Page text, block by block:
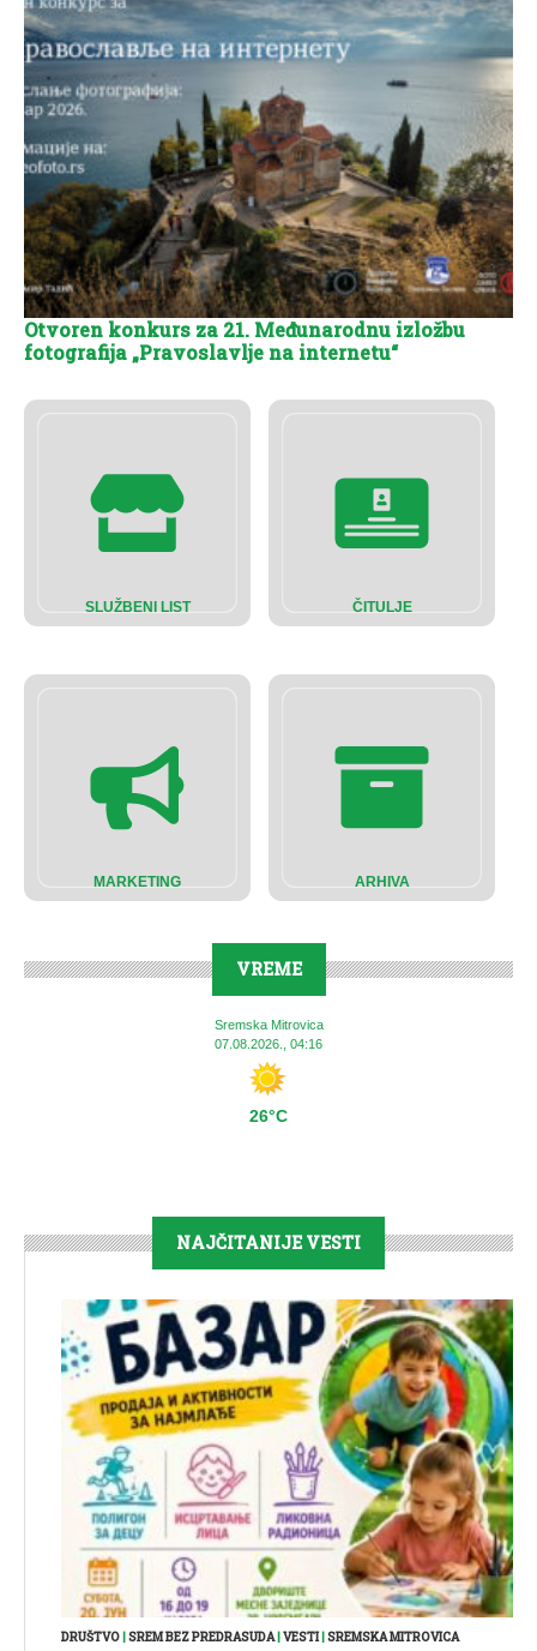
SLUŽBENI LIST ČITULJE
MARKETING ARHIVA
VREME
Sremska Mitrovica
07.08.2026., 04:16
26°C
Otvoren konkurs za 21. Međunarodnu izložbu
fotografija „Pravoslavlje na internetu“
NAJČITANIJE VESTI
DRUŠTVO SREM BEZ PREDRASUDA| VESTI| SREMSKA MITROVICA